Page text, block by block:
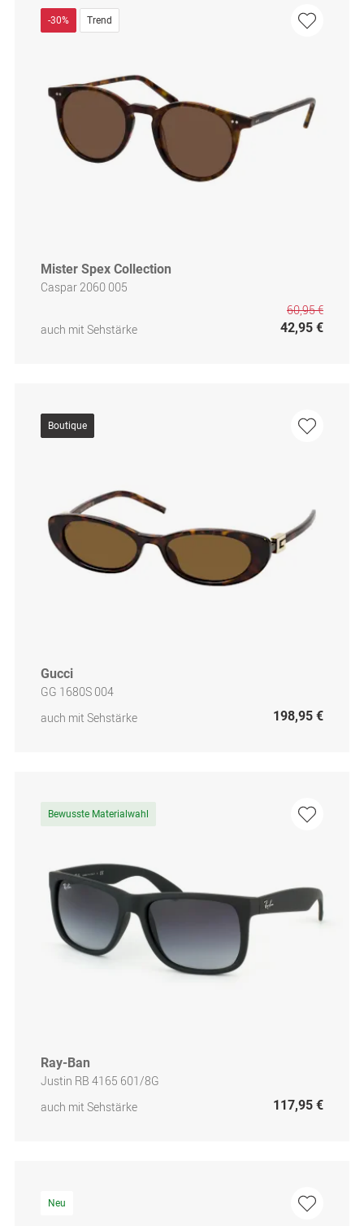
-30% Trend
Mister Spex Collection
Caspar 2060 005
auch mit Sehstärke
60,95 €
42,95 €
Boutique
Gucci
GG 1680S 004
auch mit Sehstärke
198,95 €
Bewusste Materialwahl
Ray-Ban
Justin RB 4165 601/8G
auch mit Sehstärke
117,95 €
Neu